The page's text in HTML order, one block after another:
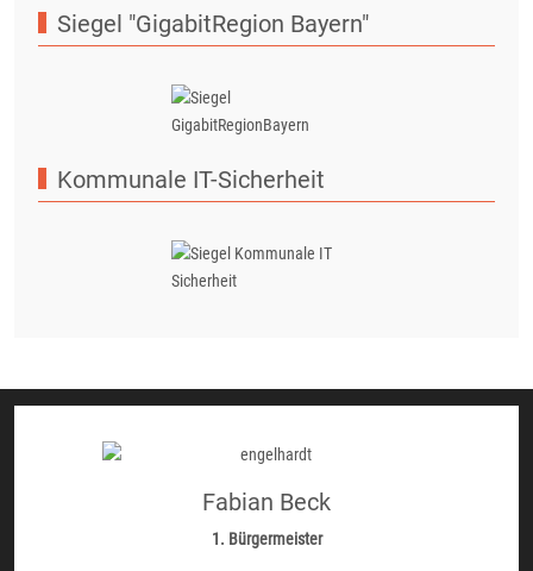
Siegel "GigabitRegion Bayern"
Kommunale IT-Sicherheit
Fabian Beck
1. Bürgermeister